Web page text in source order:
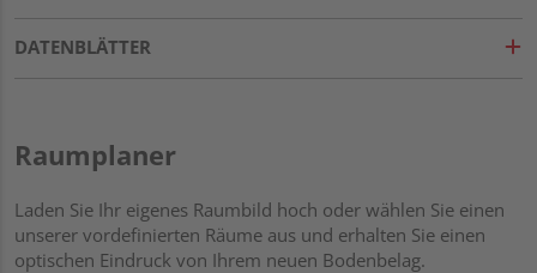
DATENBLÄTTER
Raumplaner
Laden Sie Ihr eigenes Raumbild hoch oder wählen Sie einen
unserer vordefinierten Räume aus und erhalten Sie einen
optischen Eindruck von Ihrem neuen Bodenbelag.